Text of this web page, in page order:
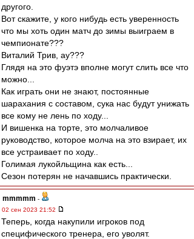
другого.
Вот скажите, у кого нибудь есть уверенность
что мы хоть один матч до зимы выиграем в
чемпионате???
Виталий Трив, ау???
Глядя на это фуэтэ вполне могут слить все что
можно...
Как играть они не знают, постоянные
шарахания с составом, сука нас будут унижать
все кому не лень по ходу...
И вишенка на торте, это молчаливое
руководство, которое молча на это взирает, их
все устраивает по ходу..
Голимая лукойльщина как есть...
Сезон потерян не начавшись практически.
mmmmm -
02 сен 2023 21:52
Теперь, когда накупили игроков под
специфического тренера, его уволят.